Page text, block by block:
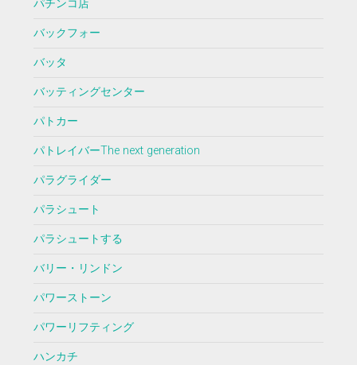
パチンコ店
バックフォー
バッタ
バッティングセンター
パトカー
パトレイバーThe next generation
パラグライダー
パラシュート
パラシュートする
バリー・リンドン
パワーストーン
パワーリフティング
ハンカチ